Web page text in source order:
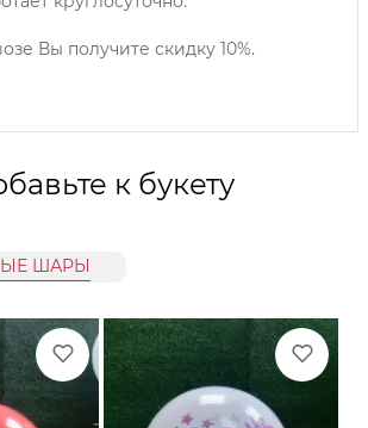
Вы получите скидку 10%.
к букету
ШАРЫ